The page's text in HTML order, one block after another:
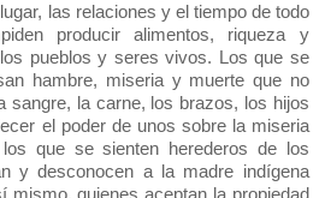
las relaciones y el tiempo de todo
producir alimentos, riqueza y
pueblos y seres vivos. Los que se
hambre, miseria y muerte que no
sangre, la carne, los brazos, los hijos
el poder de unos sobre la miseria
que se sienten herederos de los
y desconocen a la madre indígena
mismo, quienes aceptan la propiedad